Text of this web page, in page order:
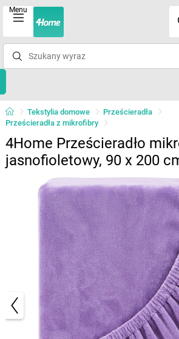
Menu
Tekstylia domowe
Prześcieradła
Prześcieradła z mikrofibry
4Home Prześcieradło
jasnofioletowy, 90 x 200